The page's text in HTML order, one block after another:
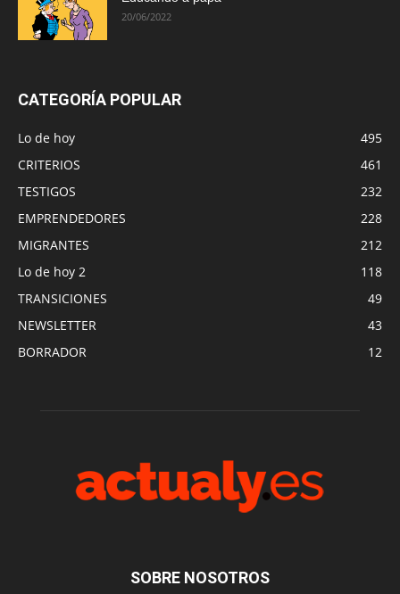
20/06/2022
CATEGORÍA POPULAR
Lo de hoy
495
CRITERIOS
461
TESTIGOS
232
EMPRENDEDORES
228
MIGRANTES
212
Lo de hoy 2
118
TRANSICIONES
49
NEWSLETTER
43
BORRADOR
12
SOBRE NOSOTROS